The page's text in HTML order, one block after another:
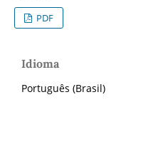
PDF
Idioma
Português (Brasil)